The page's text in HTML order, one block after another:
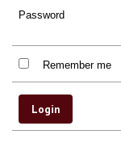
Password
Remember me